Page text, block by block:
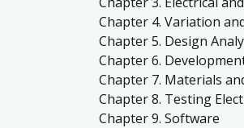
Chapter 4. Variation
Chapter 5. Design
Chapter 6.
Chapter 7. Materials
Chapter 8. Testing
Chapter 9. Software